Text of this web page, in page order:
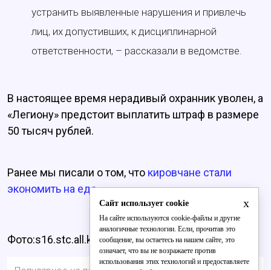
устранить выявленные нарушения и привлечь
лиц, их допустивших, к дисциплинарной
ответственности, – рассказали в ведомстве.
В настоящее время нерадивый охранник уволен, а
«Легиону» предстоит выплатить штраф в размере
50 тысяч рублей.
Ранее мы писали о том, что кировчане стали
экономить на еде.
Фото:s16.stc.all.kpcdn.net
x
Сайт использует cookie
На сайте используются cookie-файлы и другие
аналогичные технологии. Если, прочитав это
сообщение, вы остаетесь на нашем сайте, это
означает, что вы не возражаете против
использования этих технологий и предоставляете